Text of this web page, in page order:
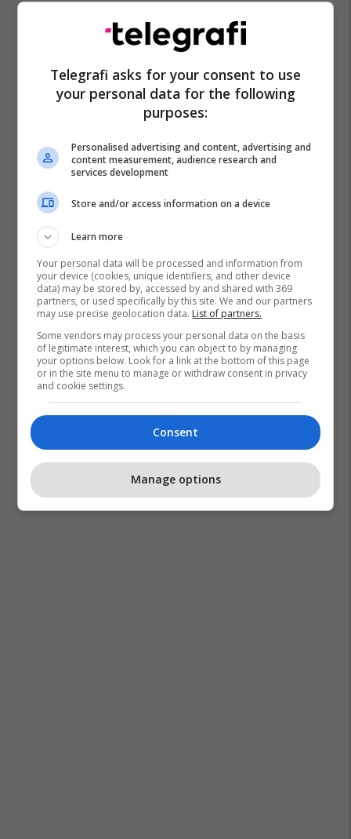
Telegrafi asks for your consent to use
your personal data for the following
purposes:
Personalised advertising and content, advertising and
content measurement, audience research and
services development
Store and/or access information on a device
Learn more
Your personal data will be processed and information from
your device (cookies, unique identifiers, and other device
data) may be stored by, accessed by and shared with 369
partners, or used specifically by this site. We and our partners
may use precise geolocation data. List of partners.
Some vendors may process your personal data on the basis
of legitimate interest, which you can object to by managing
your options below. Look for a link at the bottom of this page
or in the site menu to manage or withdraw consent in privacy
and cookie settings.
Consent
Manage options